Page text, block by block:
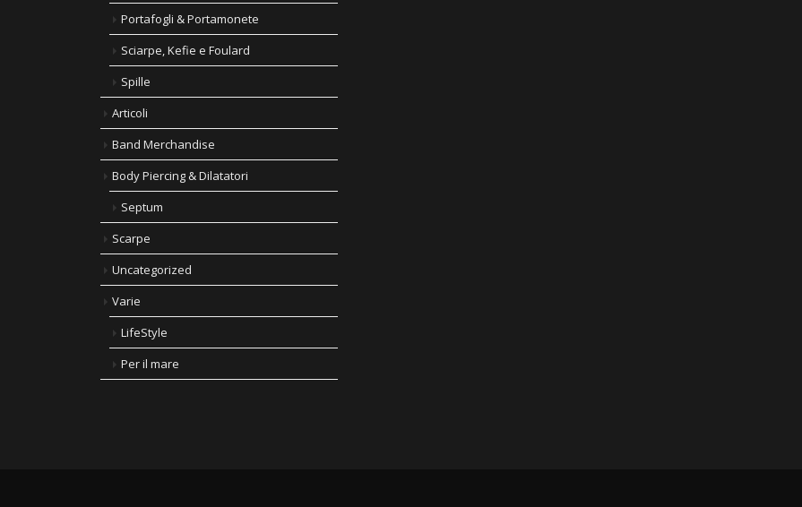
Portafogli & Portamonete
Sciarpe, Kefie e Foulard
Spille
Articoli
Band Merchandise
Body Piercing & Dilatatori
Septum
Scarpe
Uncategorized
Varie
LifeStyle
Per il mare